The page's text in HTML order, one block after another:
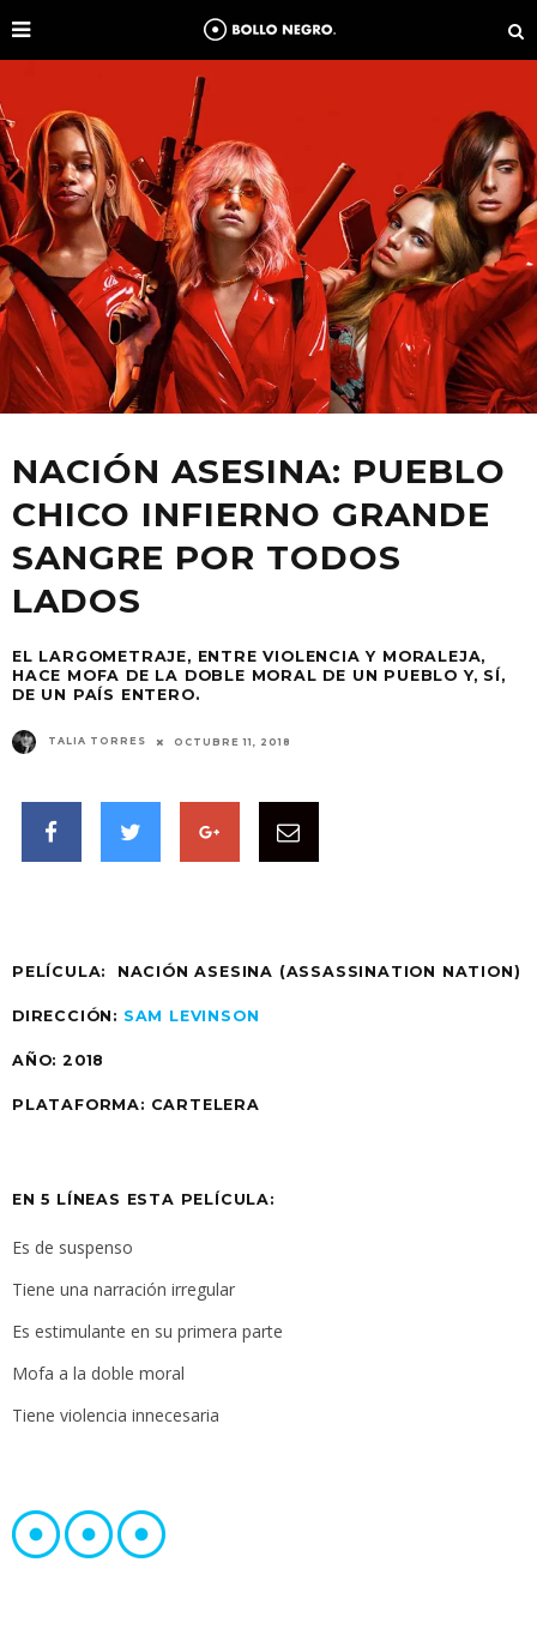
NACIÓN ASESINA: PUEBLO
CHICO INFIERNO GRANDE
SANGRE POR TODOS
LADOS
EL LARGOMETRAJE, ENTRE VIOLENCIA Y MORALEJA,
HACE MOFA DE LA DOBLE MORAL DE UN PUEBLO Y, SÍ,
DE UN PAÍS ENTERO.
TALIA TORRES OCTUBRE 11, 2018
PELÍCULA: NACIÓN ASESINA (ASSASSINATION NATION)
DIRECCIÓN: SAM LEVINSON
AÑO: 2018
PLATAFORMA: CARTELERA
EN 5 LÍNEAS ESTA PELÍCULA:
Es de suspenso
Tiene una narración irregular
Es estimulante en su primera parte
Mofa a la doble moral
Tiene violencia innecesaria